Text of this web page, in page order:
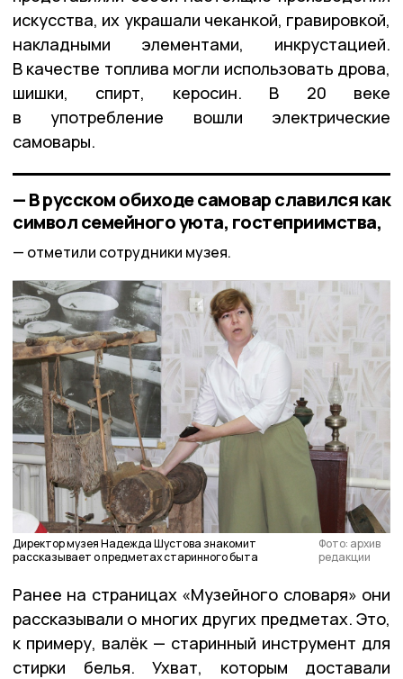
искусства, их украшали чеканкой, гравировкой,
накладными элементами, инкрустацией.
В качестве топлива могли использовать дрова,
шишки, спирт, керосин. В 20 веке
в употребление вошли электрические
самовары.
— В русском обиходе самовар славился как
символ семейного уюта, гостеприимства,
отметили сотрудники музея.
Директор музея Надежда Шустова знакомит
рассказывает о предметах старинного быта
Фото: архив
редакции
Ранее на страницах «Музейного словаря» они
рассказывали о многих других предметах. Это,
к примеру, валёк — старинный инструмент для
стирки белья. Ухват, которым доставали